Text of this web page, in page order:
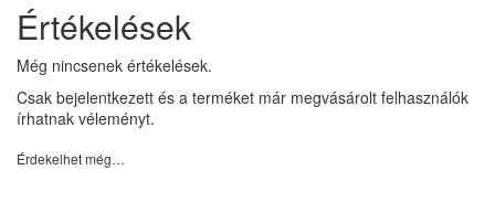
Értékelések
Még nincsenek értékelések.
Csak bejelentkezett és a terméket már megvásárolt felhasználók
írhatnak véleményt.
Érdekelhet még…